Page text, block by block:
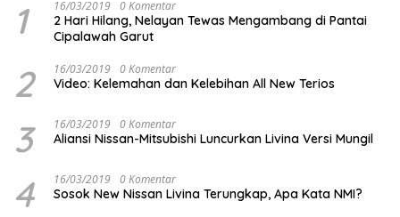
1 16/03/2019 0 Komentar
2 Hari Hilang, Nelayan Tewas Mengambang di Pantai
Cipalawah Garut
2 16/03/2019 0 Komentar
Video: Kelemahan dan Kelebihan All New Terios
3 16/03/2019 0 Komentar
Aliansi Nissan-Mitsubishi Luncurkan Livina Versi Mungil
4 16/03/2019 0 Komentar
Sosok New Nissan Livina Terungkap, Apa Kata NMI?